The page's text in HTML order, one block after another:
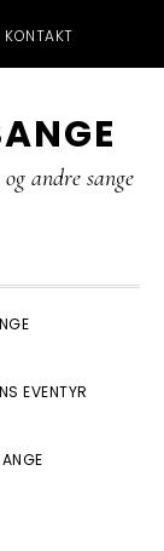
KONTAKT
andre sange
EVENTYR